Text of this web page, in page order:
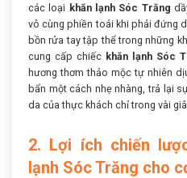
các loại khăn lạnh Sóc Trăng
vô cùng phiền toái khi phải đứng
bồn rửa tay tập thể trong những
cung cấp chiếc khăn lạnh Sóc
hương thơm thảo mộc tự nhiên
bẩn một cách nhẹ nhàng, trả lại
da của thực khách chỉ trong vài
2. Lợi ích chiến
lạnh Sóc Trăng cho